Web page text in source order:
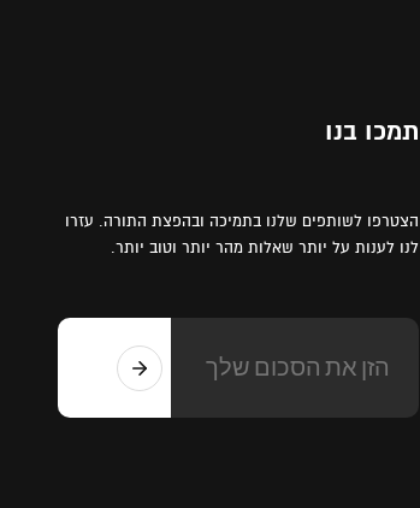
תמכו בנו
הצטרפו לשותפים שלנו בתמיכה ובהפצת התורה. עזרו
לנו לענות על יותר שאלות מהר יותר וטוב יותר.